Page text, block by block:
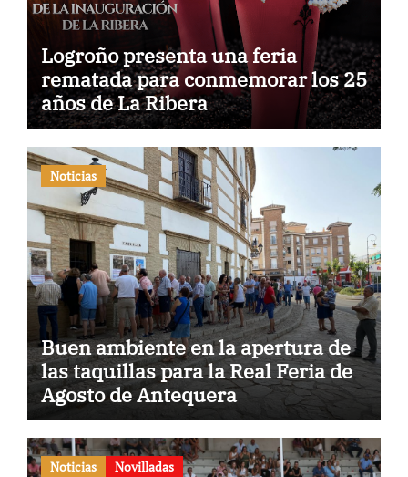
Logroño presenta una feria
rematada para conmemorar los 25
años de La Ribera
Noticias
Buen ambiente en la apertura de
las taquillas para la Real Feria de
Agosto de Antequera
Noticias Novilladas